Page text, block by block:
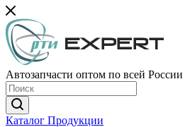
Автозапчасти оптом по всей России
Каталог Продукции